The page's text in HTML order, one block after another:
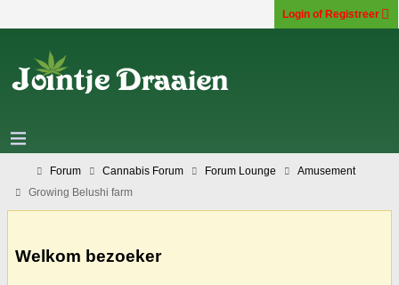
Login of Registreer
Forum Cannabis Forum Forum Lounge
Amusement
Growing Belushi farm
Welkom bezoeker